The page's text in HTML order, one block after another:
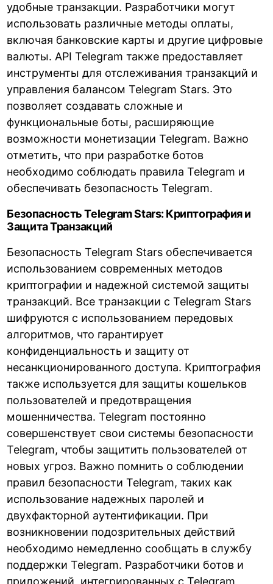
удобные транзакции. Разработчики могут
использовать различные методы оплаты,
включая банковские карты и другие цифровые
валюты. API Telegram также предоставляет
инструменты для отслеживания транзакций и
управления балансом Telegram Stars. Это
позволяет создавать сложные и
функциональные боты, расширяющие
возможности монетизации Telegram. Важно
отметить, что при разработке ботов
необходимо соблюдать правила Telegram и
обеспечивать безопасность Telegram.
Безопасность Telegram Stars: Криптография и
Защита Транзакций
Безопасность Telegram Stars обеспечивается
использованием современных методов
криптографии и надежной системой защиты
транзакций. Все транзакции с Telegram Stars
шифруются с использованием передовых
алгоритмов, что гарантирует
конфиденциальность и защиту от
несанкционированного доступа. Криптография
также используется для защиты кошельков
пользователей и предотвращения
мошенничества. Telegram постоянно
совершенствует свои системы безопасности
Telegram, чтобы защитить пользователей от
новых угроз. Важно помнить о соблюдении
правил безопасности Telegram, таких как
использование надежных паролей и
двухфакторной аутентификации. При
возникновении подозрительных действий
необходимо немедленно сообщать в службу
поддержки Telegram. Разработчики ботов и